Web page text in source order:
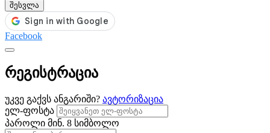
შესვლა
Facebook
რეგისტრაცია
უკვე გაქვს ანგარიში? ავტორიზაცია
ელ-ფოსტა
პაროლი მინ. 8 სიმბოლო